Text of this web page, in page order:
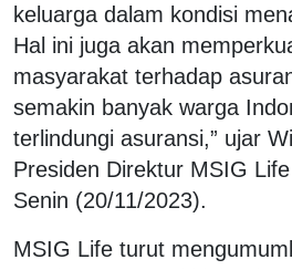
keluarga dalam kondisi
Hal ini juga akan
masyarakat terhadap
semakin banyak warga
terlindungi asuransi,” ujar
Presiden Direktur MSIG
Senin (20/11/2023).
MSIG Life turut